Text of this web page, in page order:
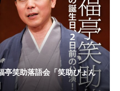
亭笑助落語会「笑助ぴょん